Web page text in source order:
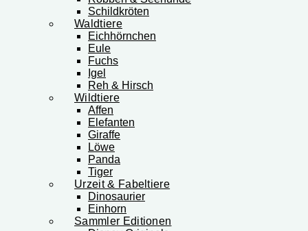
Schildkröten
Waldtiere
Eichhörnchen
Eule
Fuchs
Igel
Reh & Hirsch
Wildtiere
Affen
Elefanten
Giraffe
Löwe
Panda
Tiger
Urzeit & Fabeltiere
Dinosaurier
Einhorn
Sammler Editionen